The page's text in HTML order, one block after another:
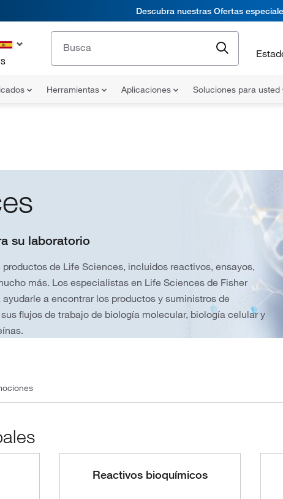
Descubra nuestras Ofertas
Herramientas Aplicaciones Soluciones para usted
su laboratorio
de Life Sciences, incluidos reactivos, ensayos,
más. Los especialistas en Life Sciences de Fisher
a encontrar los productos y suministros de
flujos de trabajo de biología molecular, biología celular y
Reactivos bioquímicos